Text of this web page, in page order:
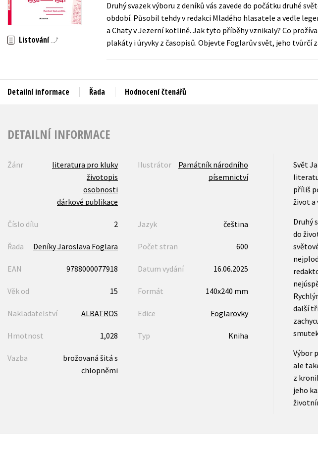
Beletrie pro dospělé
Kalendáře
Kariéra a osobní rozvoj
Komiks
Předškoláci
Příroda a zahrada
Všechny tituly
Listování
Druhý svazek výboru z deníků vás zavede do počátku druhé
období. Působil tehdy v redakci Mladého hlasatele a vedle
a Chaty v Jezerní kotlině. Jak tyto příběhy vznikaly? Co
plakáty i úryvky z časopisů. Objevte Foglarův svět, jeho tvůrčí
Detailní informace Řada Hodnocení čtenářů
DETAILNÍ INFORMACE
Žánr
literatura pro kluky
životopis
osobnosti
dárkové publikace
Ilustrátor
Památník národního
písemnictví
Číslo dílu 2 Jazyk čeština
Řada Deníky Jaroslava Foglara Počet stran 600
EAN 9788000077918 Datum vydání 16.06.2025
Věk od 15 Formát 140x240 mm
Nakladatelství ALBATROS Edice Foglarovky
Hmotnost 1,028 Typ Kniha
Vazba
brožovaná šitá s
chlopněmi
Svět
příliš
život a
Druhý
do
další
Výbor
ale
z
jeho